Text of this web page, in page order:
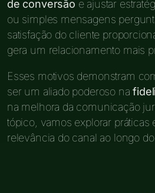
de conversão e ajustar
ou simples mensagens
satisfação do cliente
gera um relacionamento mais
Esses motivos demonstram
ser um aliado poderoso na
na melhora da comunicação
tópico, vamos explorar práticas
relevância do canal ao longo do